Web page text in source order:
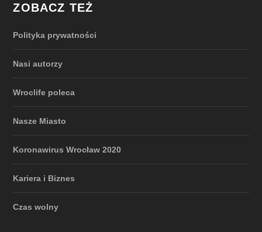
ZOBACZ TEŻ
Polityka prywatności
Nasi autorzy
Wroclife poleca
Nasze Miasto
Koronawirus Wrocław 2020
Kariera i Biznes
Czas wolny